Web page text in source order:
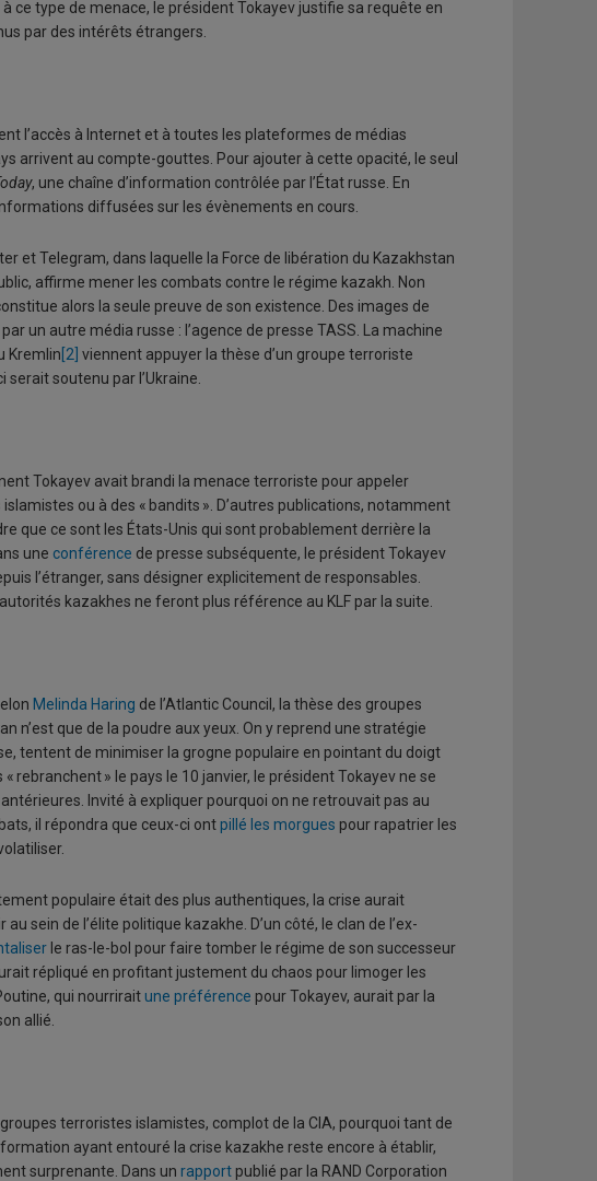
ce type de menace, le président Tokayev justifie sa requête en
par des intérêts étrangers.
l’accès à Internet et à toutes les plateformes de médias
arrivent au compte-gouttes. Pour ajouter à cette opacité, le seul
, une chaîne d’information contrôlée par l’État russe. En
diffusées sur les évènements en cours.
et Telegram, dans laquelle la Force de libération du Kazakhstan
affirme mener les combats contre le régime kazakh. Non
alors la seule preuve de son existence. Des images de
un autre média russe : l’agence de presse TASS. La machine
Kremlin [2] viennent appuyer la thèse d’un groupe terroriste
soutenu par l’Ukraine.
Tokayev avait brandi la menace terroriste pour appeler
ou à des « bandits ». D’autres publications, notamment
que ce sont les États-Unis qui sont probablement derrière la
une conférence de presse subséquente, le président Tokayev
l’étranger, sans désigner explicitement de responsables.
kazakhes ne feront plus référence au KLF par la suite.
Melinda Haring de l’Atlantic Council, la thèse des groupes
n’est que de la poudre aux yeux. On y reprend une stratégie
tentent de minimiser la grogne populaire en pointant du doigt
» le pays le 10 janvier, le président Tokayev ne se
Invité à expliquer pourquoi on ne retrouvait pas au
il répondra que ceux-ci ontpillé les morgues pour rapatrier les
populaire était des plus authentiques, la crise aurait
sein de l’élite politique kazakhe. D’un côté, le clan de l’ex-
le ras-le-bol pour faire tomber le régime de son successeur
répliqué en profitant justement du chaos pour limoger les
qui nourriraitune préférence pour Tokayev, aurait par la
allié.
terroristes islamistes, complot de la CIA, pourquoi tant de
ayant entouré la crise kazakhe reste encore à établir,
surprenante. Dans un rapport publié par la RAND Corporation